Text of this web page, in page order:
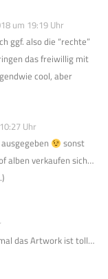
um 19:19 Uhr
ggf. also die “rechte”
das freiwillig mit
cool, aber
Uhr
sonst
alben verkaufen sich…
das Artwork ist toll…